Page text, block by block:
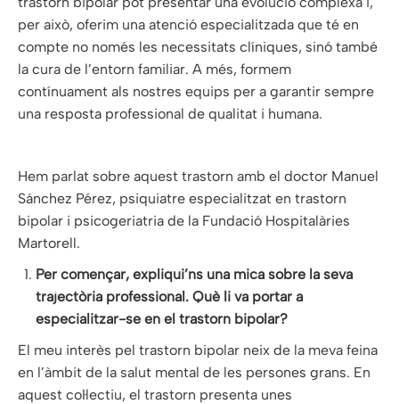
per això, oferim una atenció especialitzada que té en
compte no només les necessitats clíniques, sinó també
la cura de l’entorn familiar. A més, formem
contínuament als nostres equips per a garantir sempre
una resposta professional de qualitat i humana.
Hem parlat sobre aquest trastorn amb el doctor Manuel
Sánchez Pérez, psiquiatre especialitzat en trastorn
bipolar i psicogeriatria de la Fundació Hospitalàries
Martorell.
Per començar, expliqui’ns una mica sobre la seva
trajectòria professional. Què li va portar a
especialitzar-se en el trastorn bipolar?
El meu interès pel trastorn bipolar neix de la meva feina
en l’àmbit de la salut mental de les persones grans. En
aquest col·lectiu, el trastorn presenta unes